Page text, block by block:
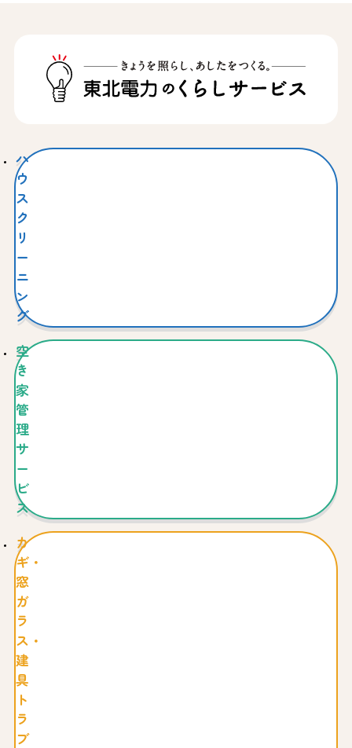
ハ
ウ
ス
ク
リ
ー
ニ
ン
グ
空
き
家
管
理
サ
ー
ビ
ス
カ
ギ・
窓
ガ
ラ
ス・
建
具
ト
ラ
ブ